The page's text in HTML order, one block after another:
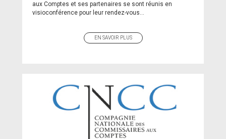
aux Comptes et ses partenaires se sont réunis en
visioconférence pour leur rendez-vous...
EN SAVOIR PLUS